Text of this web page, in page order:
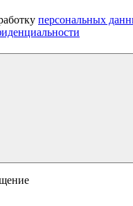
персональных